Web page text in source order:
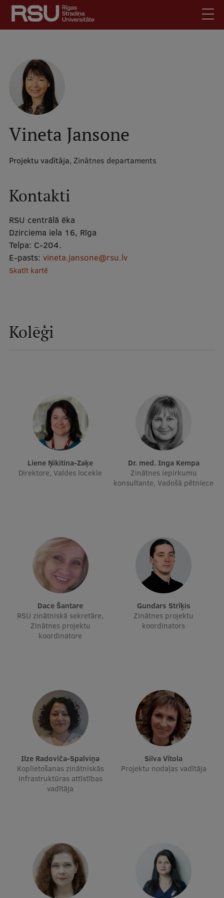
Pārlekt
galveno
saturu
Latviski
Mobile
augšējā
izvēlne
Skolēniem
Studentiem
Darbiniekiem
Darba devējiem
Kontakti
Mobile
galvenā
izvēlne
Studiju iespējas
Doktorantūra
Par RSU
Studentu dzīve
Stratēģija
Struktūra
Vēsture un tradīcijas
Identitāte
RSU fonds
Projekti
Reitingi
Virtuālā tūre
Ilgtspējīga attīstība
Studiju un vides pieejamība
Mūžizglītība
Vineta Jansone
Projektu vadītāja, Zinātnes departaments
Kontakti
RSU centrālā ēka
Dzirciema iela 16, Rīga
Telpa: C-204.
E-pasts: vineta.jansone@rsu.lv
Skatīt kartē
Kolēģi
Liene Ņikitina-Zaķe
Direktore, Valdes locekle
Dr. med. Inga Kempa
Zinātnes iepirkumu
konsultante, Vadošā pētniece
Dace Šantare
RSU zinātniskā sekretāre,
Zinātnes projektu
koordinatore
Gundars Strīķis
Zinātnes projektu
koordinators
Ilze Radoviča-Spalviņa
Koplietošanas zinātniskās
infrastruktūras attīstības
vadītāja
Silva Vītola
Projektu nodaļas vadītāja